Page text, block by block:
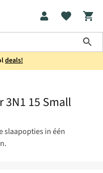
deals!
3N1 15 Small
slaapopties in één